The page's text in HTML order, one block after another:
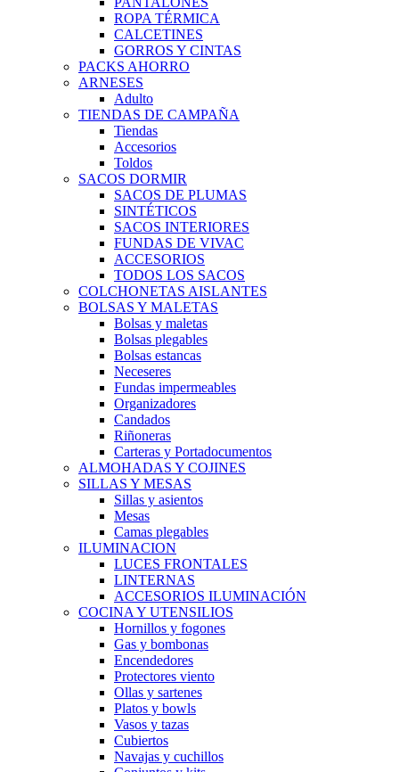
ROPA TÉRMICA
CALCETINES
GORROS Y CINTAS
PACKS AHORRO
ARNESES
Adulto
TIENDAS DE CAMPAÑA
Tiendas
Accesorios
Toldos
SACOS DORMIR
SACOS DE PLUMAS
SINTÉTICOS
SACOS INTERIORES
FUNDAS DE VIVAC
ACCESORIOS
TODOS LOS SACOS
COLCHONETAS AISLANTES
BOLSAS Y MALETAS
Bolsas y maletas
Bolsas plegables
Bolsas estancas
Neceseres
Fundas impermeables
Organizadores
Candados
Riñoneras
Carteras y Portadocumentos
ALMOHADAS Y COJINES
SILLAS Y MESAS
Sillas y asientos
Mesas
Camas plegables
ILUMINACION
LUCES FRONTALES
LINTERNAS
ACCESORIOS ILUMINACIÓN
COCINA Y UTENSILIOS
Hornillos y fogones
Gas y bombonas
Encendedores
Protectores viento
Ollas y sartenes
Platos y bowls
Vasos y tazas
Cubiertos
Navajas y cuchillos